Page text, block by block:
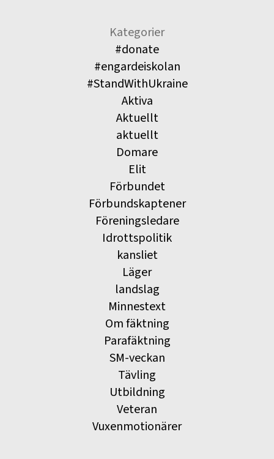
Kategorier
#donate
#engardeiskolan
#StandWithUkraine
Aktiva
Aktuellt
aktuellt
Domare
Elit
Förbundet
Förbundskaptener
Föreningsledare
Idrottspolitik
kansliet
Läger
landslag
Minnestext
Om fäktning
Parafäktning
SM-veckan
Tävling
Utbildning
Veteran
Vuxenmotionärer